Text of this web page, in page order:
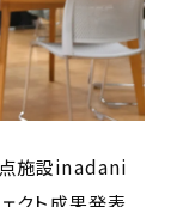
施設inadani